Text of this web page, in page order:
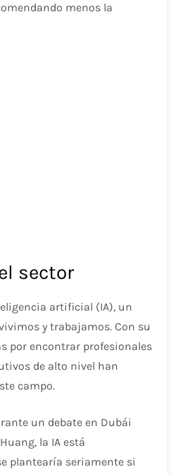
menos la
sector
artificial (IA), un
y trabajamos. Con su
por encontrar profesionales
de alto nivel han
campo.
un debate en Dubái
la IA está
plantearía seriamente si